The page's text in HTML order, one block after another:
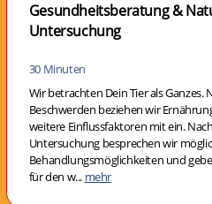
Gesundheitsberatung &
Untersuchung
30 Minuten
Wir betrachten Dein Tier als Ganzes.
Beschwerden beziehen wir
weitere Einflussfaktoren mit ein.
Untersuchung besprechen wir
Behandlungsmöglichkeiten und
für den w... mehr